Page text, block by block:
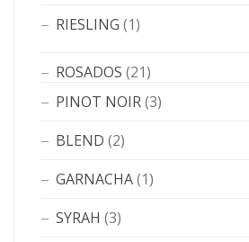
RIESLING (1)
ROSADOS (21)
PINOT NOIR(3)
BLEND (2)
GARNACHA(1)
SYRAH (3)